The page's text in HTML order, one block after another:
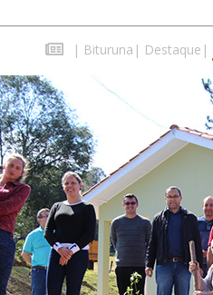
| Bituruna | Destaque |